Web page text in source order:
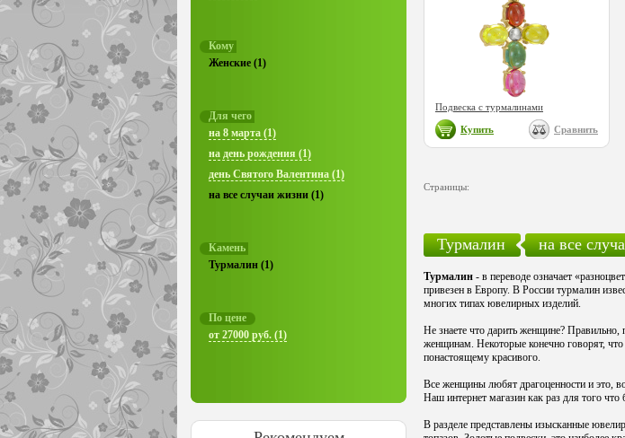
Кому
Женские (1)
Для чего
на 8 марта (1)
на день рождения (1)
день Святого Валентина (1)
на все случаи жизни (1)
Камень
Турмалин (1)
По цене
от 27000 руб. (1)
Подвеска с турмалинами
Купить Сравнить
Страницы:
Турмалин на все
Турмалин - в переводе означает
привезен в Европу. В России турмалин
многих типах ювелирных изделий.
Не знаете что дарить женщине?
женщинам. Некоторые конечно говорят, что
понастоящему красивого.
Все женщины любят драгоценности и это,
Наш интернет магазин как раз для того
В разделе представлены изысканные